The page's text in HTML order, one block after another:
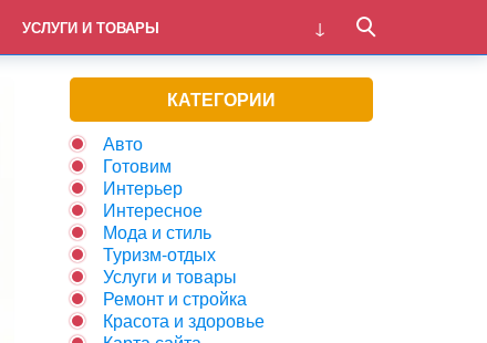
УСЛУГИ И ТОВАРЫ
КАТЕГОРИИ
Авто
Готовим
Интерьер
Интересное
Мода и стиль
Туризм-отдых
Услуги и товары
Ремонт и стройка
Красота и здоровье